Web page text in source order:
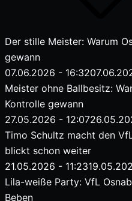
Der stille Meister: Warum
gewann
Veröffentlicht
am
07.06.2026 - 16:32
Meister ohne Ballbesitz:
Kontrolle gewann
Veröffentlicht
am
27.05.2026 - 12:07
Timo Schultz macht den
blickt schon weiter
Veröffentlicht
am
21.05.2026 - 11:23
Lila-weiße Party: VfL
Beben